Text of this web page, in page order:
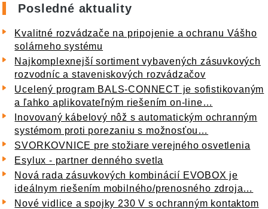
Posledné aktuality
Kvalitné rozvádzače na pripojenie a ochranu Vášho
solárneho systému
Najkomplexnejší sortiment vybavených zásuvkových
rozvodníc a staveniskových rozvádzačov
Ucelený program BALS-CONNECT je sofistikovaným
a ľahko aplikovateľným riešením on-line…
Inovovaný kábelový nôž s automatickým ochranným
systémom proti porezaniu s možnosťou…
SVORKOVNICE pre stožiare verejného osvetlenia
Esylux - partner denného svetla
Nová rada zásuvkových kombinácií EVOBOX je
ideálnym riešením mobilného/prenosného zdroja…
Nové vidlice a spojky 230 V s ochranným kontaktom